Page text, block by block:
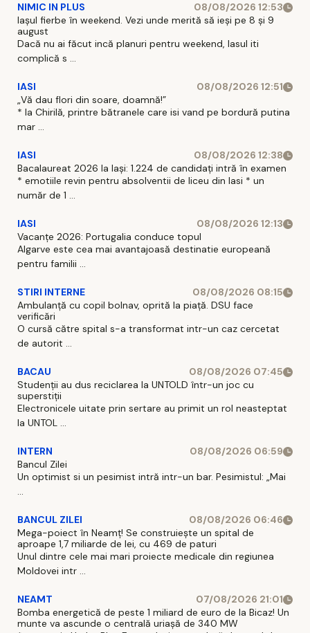
NIMIC IN PLUS
08/08/2026 12:53
Iașul fierbe în weekend. Vezi unde merită să ieși pe 8 și 9
august
Dacă nu ai făcut incă planuri pentru weekend, Iasul iti
complică s ...
IASI
08/08/2026 12:51
„Vă dau flori din soare, doamnă!”
* la Chirilă, printre bătranele care isi vand pe bordură putina
mar ...
IASI
08/08/2026 12:38
Bacalaureat 2026 la Iași: 1.224 de candidați intră în examen
* emotiile revin pentru absolventii de liceu din Iasi * un
număr de 1 ...
IASI
08/08/2026 12:13
Vacanțe 2026: Portugalia conduce topul
Algarve este cea mai avantajoasă destinatie europeană
pentru familii ...
STIRI INTERNE
08/08/2026 08:15
Ambulanță cu copil bolnav, oprită la piață. DSU face
verificări
O cursă către spital s-a transformat intr-un caz cercetat
de autorit ...
BACAU
08/08/2026 07:45
Studenții au dus reciclarea la UNTOLD într-un joc cu
superstiții
Electronicele uitate prin sertare au primit un rol neasteptat
la UNTOL ...
INTERN
08/08/2026 06:59
Bancul Zilei
Un optimist si un pesimist intră intr-un bar. Pesimistul: „Mai
...
BANCUL ZILEI
08/08/2026 06:46
Mega-poiect în Neamț! Se construiește un spital de
aproape 1,7 miliarde de lei, cu 469 de paturi
Unul dintre cele mai mari proiecte medicale din regiunea
Moldovei intr ...
NEAMT
07/08/2026 21:01
Bomba energetică de peste 1 miliard de euro de la Bicaz! Un
munte va ascunde o centrală uriașă de 340 MW